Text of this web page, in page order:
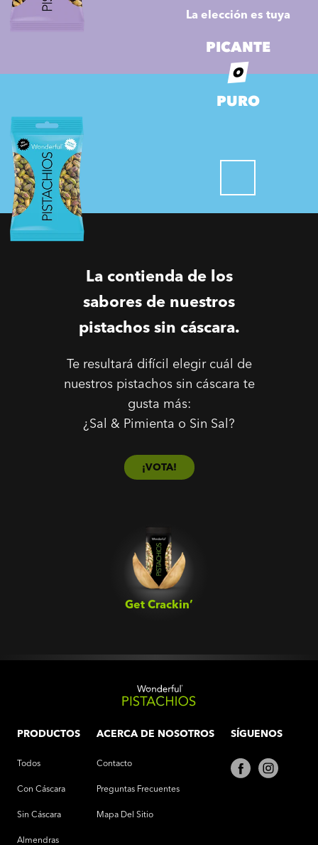
La elección es tuya
PICANTE
O
PURO
La contienda de los
sabores de nuestros
pistachos sin cáscara.
Te resultará difícil elegir cuál de
nuestros pistachos sin cáscara te
gusta más:
¿Sal & Pimienta o Sin Sal?
¡VOTA!
Get Crackin’‎
PRODUCTOS
Todos
Con Cáscara
Sin Cáscara
Almendras
ACERCA DE NOSOTROS
Contacto
Preguntas Frecuentes
Mapa Del Sitio
SÍGUENOS